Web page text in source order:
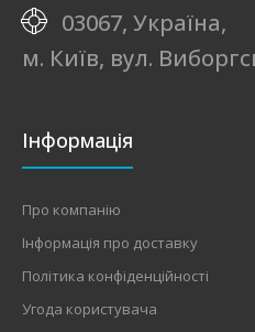
03067, Україна,
м. Київ, вул.
Інформація
Про компанію
Інформація про доставку
Політика конфіденційності
Угода користувача